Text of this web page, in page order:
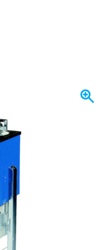
do koszyka